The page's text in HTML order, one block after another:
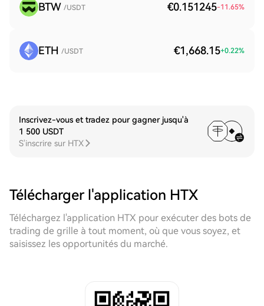
BTW /USDT €0.151245-11.65%
ETH /USDT €1,668.15+0.22%
Inscrivez-vous et tradez pour gagner jusqu'à
1 500 USDT
S'inscrire sur HTX
Télécharger l'application HTX
Téléchargez l'application HTX pour exécuter des bots de
trading de grille à tout moment, où que vous soyez, et
saisissez les opportunités du marché.